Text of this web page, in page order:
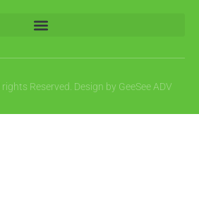
Reserved. Design by GeeSee ADV